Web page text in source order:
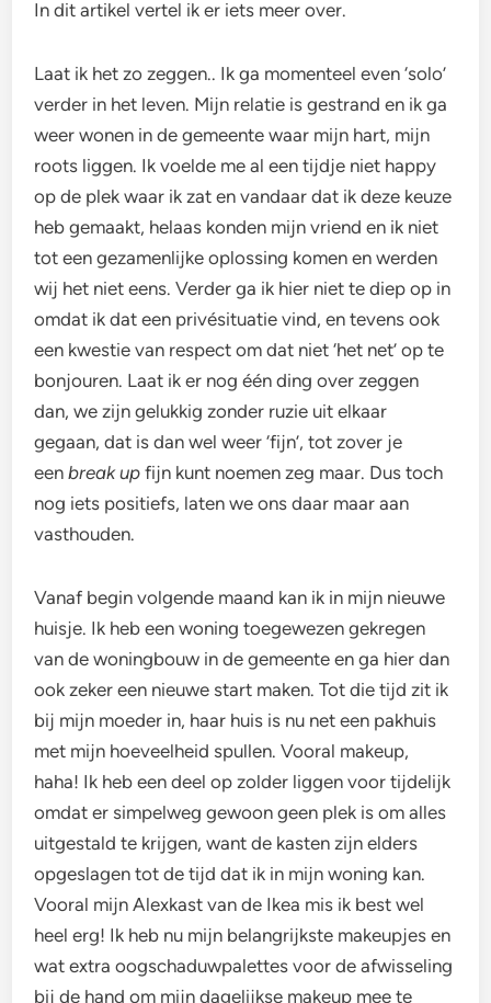
In dit artikel vertel ik er iets meer over.
Laat ik het zo zeggen.. Ik ga momenteel even ‘solo’
verder in het leven. Mijn relatie is gestrand en ik ga
weer wonen in de gemeente waar mijn hart, mijn
roots liggen. Ik voelde me al een tijdje niet happy
op de plek waar ik zat en vandaar dat ik deze keuze
heb gemaakt, helaas konden mijn vriend en ik niet
tot een gezamenlijke oplossing komen en werden
wij het niet eens. Verder ga ik hier niet te diep op in
omdat ik dat een privésituatie vind, en tevens ook
een kwestie van respect om dat niet ‘het net’ op te
bonjouren. Laat ik er nog één ding over zeggen
dan, we zijn gelukkig zonder ruzie uit elkaar
gegaan, dat is dan wel weer ‘fijn’, tot zover je
eenbreak upfijn kunt noemen zeg maar. Dus toch
nog iets positiefs, laten we ons daar maar aan
vasthouden.
Vanaf begin volgende maand kan ik in mijn nieuwe
huisje. Ik heb een woning toegewezen gekregen
van de woningbouw in de gemeente en ga hier dan
ook zeker een nieuwe start maken. Tot die tijd zit ik
bij mijn moeder in, haar huis is nu net een pakhuis
met mijn hoeveelheid spullen. Vooral makeup,
haha! Ik heb een deel op zolder liggen voor tijdelijk
omdat er simpelweg gewoon geen plek is om alles
uitgestald te krijgen, want de kasten zijn elders
opgeslagen tot de tijd dat ik in mijn woning kan.
Vooral mijn Alexkast van de Ikea mis ik best wel
heel erg! Ik heb nu mijn belangrijkste makeupjes en
wat extra oogschaduwpalettes voor de afwisseling
bij de hand om mijn dagelijkse makeup mee te